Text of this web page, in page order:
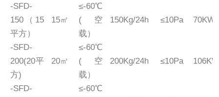
-SFD-
150（15
平方）
15㎡
≤-60℃
(空
载）
150Kg/24h ≤10Pa 70KW
-SFD-
200(20平
方)
20㎡
≤-60℃
(空
载）
200Kg/24h ≤10Pa 106KW
-SFD-
≤-60℃